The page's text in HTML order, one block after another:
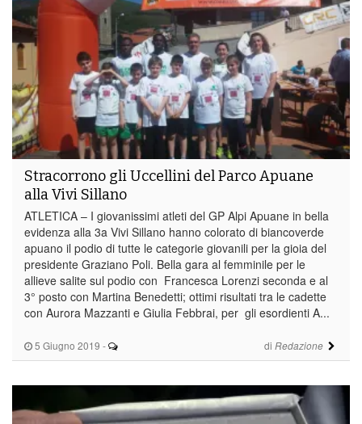
5 Giugno 2019 - di Redazione
Stracorrono gli Uccellini del Parco Apuane
alla Vivi Sillano
ATLETICA – I giovanissimi atleti del GP Alpi Apuane in bella
evidenza alla 3a Vivi Sillano hanno colorato di biancoverde
apuano il podio di tutte le categorie giovanili per la gioia del
presidente Graziano Poli. Bella gara al femminile per le
allieve salite sul podio con Francesca Lorenzi seconda e al
3° posto con Martina Benedetti; ottimi risultati tra le cadette
con Aurora Mazzanti e Giulia Febbrai, per gli esordienti A...